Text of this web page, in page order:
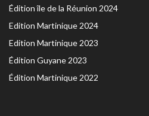
Édition île de la Réunion 2024
Edition Martinique 2024
Edition Martinique 2023
Édition Guyane 2023
Édition Martinique 2022